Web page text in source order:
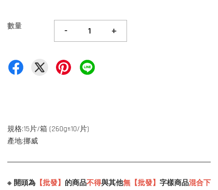
數量 - +
規格:15片/箱 (260g±10/片)
產地:挪威
※ 開頭為 【批發】 的商品不得與其他無【批發】 字樣商品混合下